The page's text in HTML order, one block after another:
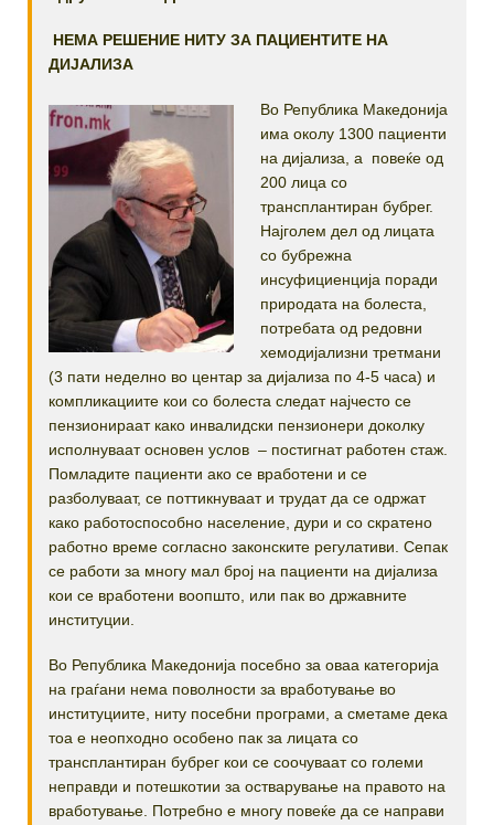
НЕМА РЕШЕНИЕ НИТУ ЗА ПАЦИЕНТИТЕ НА
ДИЈАЛИЗА
Во Република Македонија
има околу 1300 пациенти
на дијализа, а повеќе од
200 лица со
трансплантиран бубрег.
Најголем дел од лицата
со бубрежна
инсуфициенција поради
природата на болеста,
потребата од редовни
хемодијализни третмани
(3 пати неделно во центар за дијализа по 4-5 часа) и
компликациите кои со болеста следат најчесто се
пензионираат како инвалидски пензионери доколку
исполнуваат основен услов – постигнат работен стаж.
Помладите пациенти ако се вработени и се
разболуваат, се поттикнуваат и трудат да се одржат
како работоспособно население, дури и со скратено
работно време согласно законските регулативи. Сепак
се работи за многу мал број на пациенти на дијализа
кои се вработени воопшто, или пак во државните
институции.
Во Република Македонија посебно за оваа категорија
на граѓани нема поволности за вработување во
институциите, ниту посебни програми, а сметаме дека
тоа е неопходно особено пак за лицата со
трансплантиран бубрег кои се соочуваат со големи
неправди и потешкотии за остварување на правото на
вработување. Потребно е многу повеќе да се направи